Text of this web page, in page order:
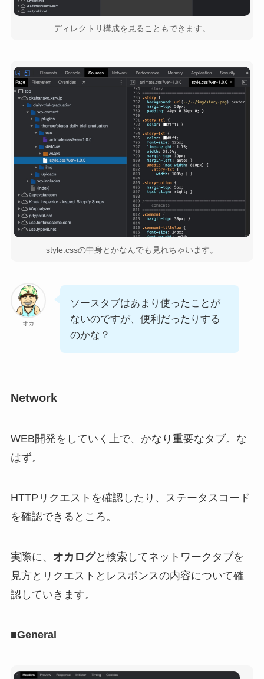
ディレクトリ構成を見ることもできます。
style.cssの中身とかなんでも見れちゃいます。
オカ
ソースタブはあまり使ったことが
ないのですが、便利だったりする
のかな？
Network
WEB開発をしていく上で、かなり重要なタブ。な
はず。
HTTPリクエストを確認したり、ステータスコード
を確認できるところ。
実際に、 オカログと検索してネットワークタブを
見方とリクエストとレスポンスの内容について確
認していきます。
■General